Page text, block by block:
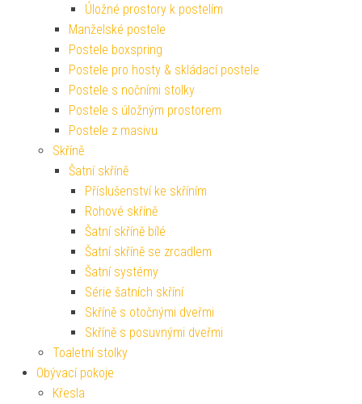
Úložné prostory k postelím
Manželské postele
Postele boxspring
Postele pro hosty & skládací postele
Postele s nočními stolky
Postele s úložným prostorem
Postele z masivu
Skříně
Šatní skříně
Příslušenství ke skříním
Rohové skříně
Šatní skříně bílé
Šatní skříně se zrcadlem
Šatní systémy
Série šatních skříní
Skříně s otočnými dveřmi
Skříně s posuvnými dveřmi
Toaletní stolky
Obývací pokoje
Křesla